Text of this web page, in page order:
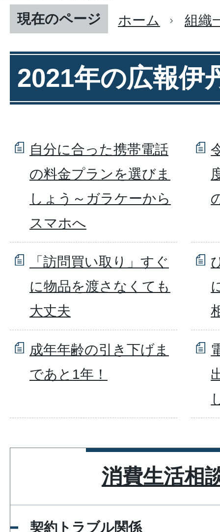
現在のページ
ホーム 組織
2021年の広報伊
自分に合った携帯電話
の料金プランを選びま
しょう～ガラケーから
スマホへ
「訪問買い取り」すぐ
に物品を渡さなくても
大丈夫
成年年齢の引き下げま
であと1年！
消費生活相
契約トラブル関係